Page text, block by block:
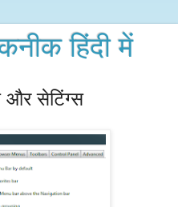
हिंदी में
और सेटिंग्स